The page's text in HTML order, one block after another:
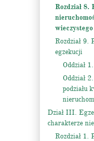
Rozdział 8.
wieczystego
Rozdział 9.
egzekucji
Oddział
Oddział
podziału
Dział III.
charakterze
Rozdział 1.